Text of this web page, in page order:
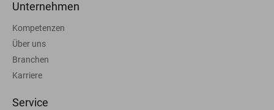
Unternehmen
Kompetenzen
Über uns
Branchen
Karriere
Service